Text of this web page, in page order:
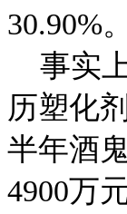
30.90%。
事实上
历塑化
半年酒
4900万